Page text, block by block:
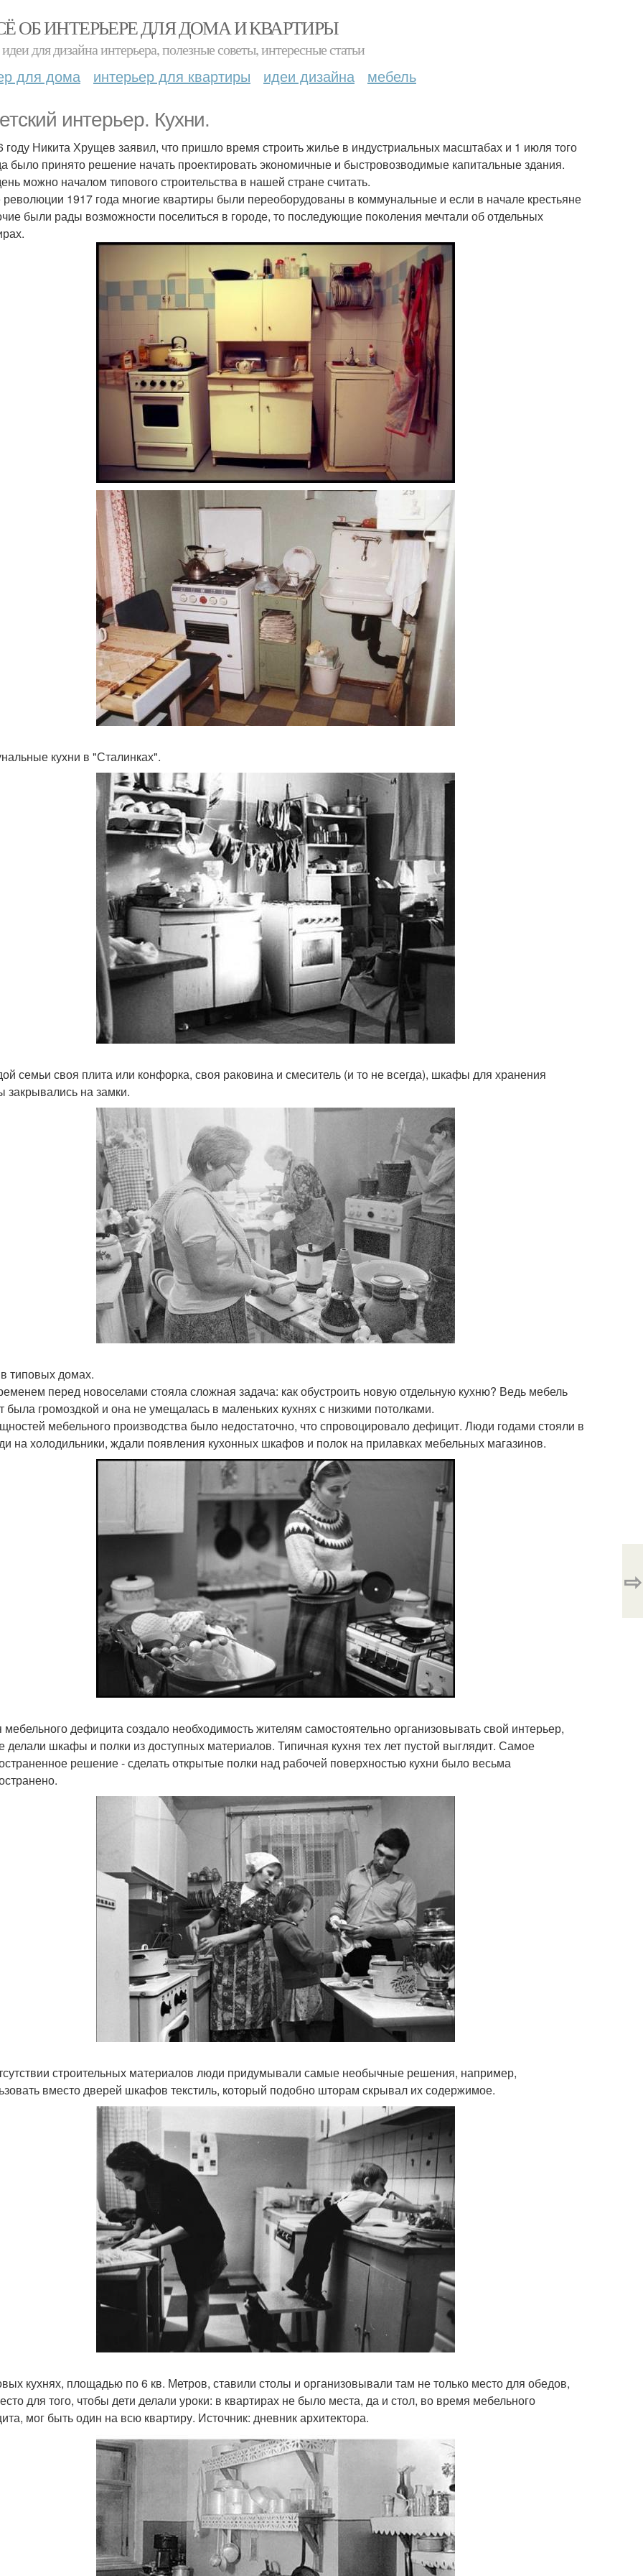
ОБ ИНТЕРЬЕРЕ ДЛЯ ДОМА И КВАРТИРЫ
для дизайна интерьера, полезные советы, интересные статьи
для дома интерьер для квартиры идеи дизайна мебель
интерьер. Кухни.
году Никита Хрущев заявил, что пришло время строить жилье в индустриальных масштабах и 1 июля того
было принято решение начать проектировать экономичные и быстровозводимые капитальные здания.
можно началом типового строительства в нашей стране считать.
1917 года многие квартиры были переоборудованы в коммунальные и если в начале крестьяне
были рады возможности поселиться в городе, то последующие поколения мечтали об отдельных
кухни в "Сталинках".
семьи своя плита или конфорка, своя раковина и смеситель (и то не всегда), шкафы для хранения
закрывались на замки.
типовых домах.
перед новоселами стояла сложная задача: как обустроить новую отдельную кухню? Ведь мебель
была громоздкой и она не умещалась в маленьких кухнях с низкими потолками.
мебельного производства было недостаточно, что спровоцировало дефицит. Люди годами стояли в
на холодильники, ждали появления кухонных шкафов и полок на прилавках мебельных магазинов.
дефицита создало необходимость жителям самостоятельно организовывать свой интерьер,
делали шкафы и полки из доступных материалов. Типичная кухня тех лет пустой выглядит. Самое
решение - сделать открытые полки над рабочей поверхностью кухни было весьма
строительных материалов люди придумывали самые необычные решения, например,
вместо дверей шкафов текстиль, который подобно шторам скрывал их содержимое.
кухнях, площадью по 6 кв. Метров, ставили столы и организовывали там не только место для обедов,
для того, чтобы дети делали уроки: в квартирах не было места, да и стол, во время мебельного
мог быть один на всю квартиру. Источник: дневник архитектора.
⇨